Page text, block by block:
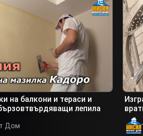
на балкони и тераси и
лепила
Дом